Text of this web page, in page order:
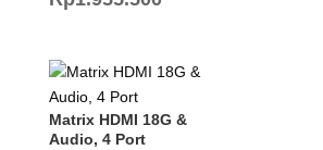
Matrix HDMI 18G &
Audio, 4 Port